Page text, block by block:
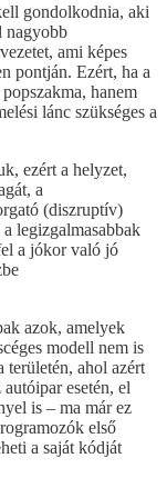
gondolkodnia, aki
nagyobb
ami képes
pontján. Ezért, ha a
hanem
lánc szükséges a
ezért a helyzet,
a
(diszruptív)
legizgalmasabbak
a jókor való jó
azok, amelyek
modell nem is
ahol azért
esetén, el
is – ma már ez
első
a saját kódját